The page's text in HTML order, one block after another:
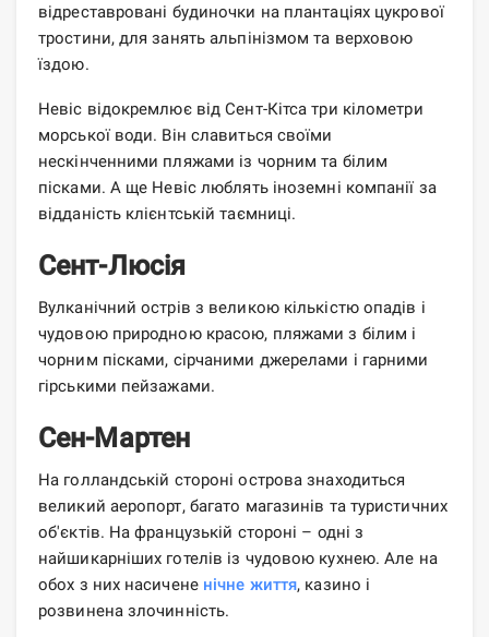
відреставровані будиночки на плантаціях цукрової
тростини, для занять альпінізмом та верховою
їздою.
Невіс відокремлює від Сент-Кітса три кілометри
морської води. Він славиться своїми
нескінченними пляжами із чорним та білим
пісками. А ще Невіс люблять іноземні компанії за
відданість клієнтській таємниці.
Сент-Люсія
Вулканічний острів з великою кількістю опадів і
чудовою природною красою, пляжами з білим і
чорним пісками, сірчаними джерелами і гарними
гірськими пейзажами.
Сен-Мартен
На голландській стороні острова знаходиться
великий аеропорт, багато магазинів та туристичних
об'єктів. На французькій стороні – одні з
найшикарніших готелів із чудовою кухнею. Але на
обох з них насичене нічне життя, казино і
розвинена злочинність.